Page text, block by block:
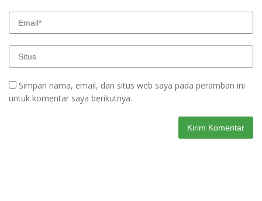
Simpan nama, email, dan situs web saya pada peramban ini
untuk komentar saya berikutnya.